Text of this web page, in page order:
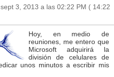
3, 2013 a las 02:22 PM ( 14:22
Hoy, en medio de
reuniones, me entero que
Microsoft adquirirá la
división de celulares de
unos minutos a escribir mis